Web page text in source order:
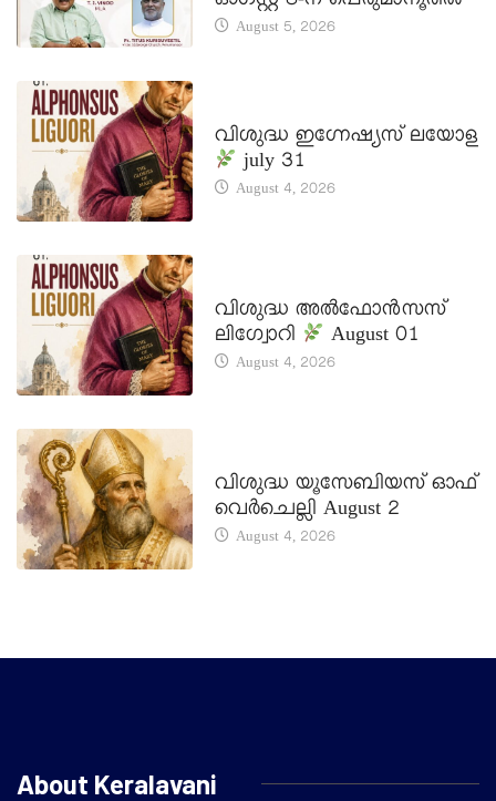
August 5, 2026
വിശുദ്ധ ഇഗ്നേഷ്യസ് ലയോള
july 31
August 4, 2026
വിശുദ്ധ അൽഫോൻസസ്
ലിഗ്വോറി
August 01
August 4, 2026
വിശുദ്ധ യൂസേബിയസ് ഓഫ്
വെർചെല്ലി August 2
August 4, 2026
About Keralavani